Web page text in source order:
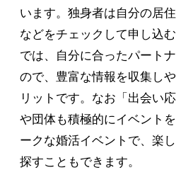
います。独身者は自分の居
などをチェックして申し込
では、自分に合ったパート
ので、豊富な情報を収集し
リットです。なお「出会い
や団体も積極的にイベント
ークな婚活イベントで、楽
探すこともできます。